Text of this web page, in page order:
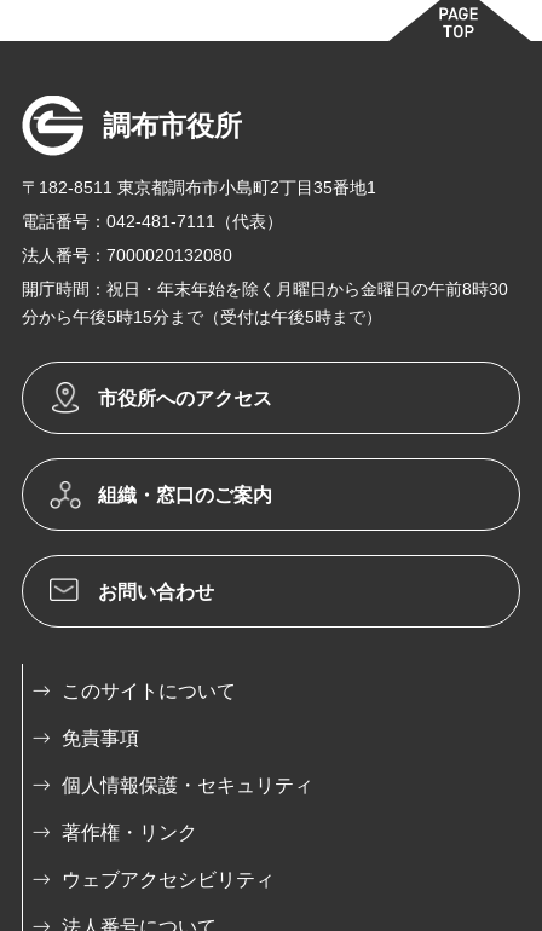
調布市役所
〒182-8511 東京都調布市小島町2丁目35番地1
電話番号：042-481-7111（代表）
法人番号：7000020132080
開庁時間：祝日・年末年始を除く月曜日から金曜日の午前8時30
分から午後5時15分まで（受付は午後5時まで）
市役所へのアクセス
組織・窓口のご案内
お問い合わせ
このサイトについて
免責事項
個人情報保護・セキュリティ
著作権・リンク
ウェブアクセシビリティ
法人番号について